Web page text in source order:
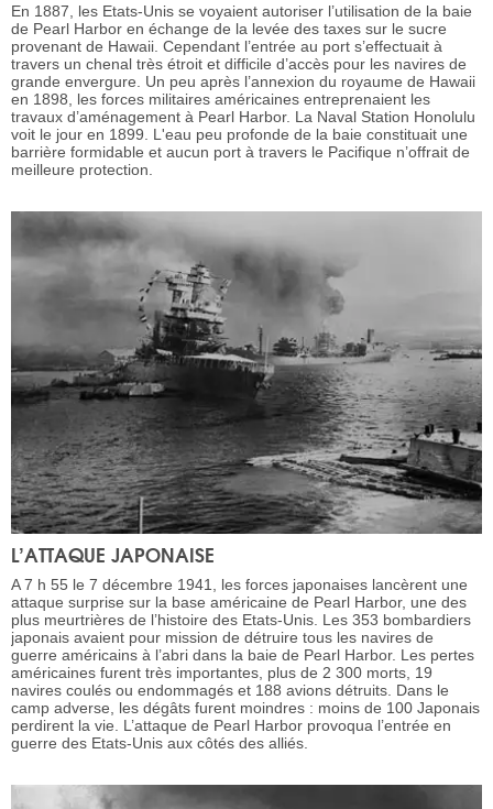
En 1887, les Etats-Unis se voyaient autoriser l’utilisation de la baie
de Pearl Harbor en échange de la levée des taxes sur le sucre
provenant de Hawaii. Cependant l’entrée au port s’effectuait à
travers un chenal très étroit et difficile d’accès pour les navires de
grande envergure. Un peu après l’annexion du royaume de Hawaii
en 1898, les forces militaires américaines entreprenaient les
travaux d’aménagement à Pearl Harbor. La Naval Station Honolulu
voit le jour en 1899. L'eau peu profonde de la baie constituait une
barrière formidable et aucun port à travers le Pacifique n’offrait de
meilleure protection.
L’ATTAQUE JAPONAISE
A 7 h 55 le 7 décembre 1941, les forces japonaises lancèrent une
attaque surprise sur la base américaine de Pearl Harbor, une des
plus meurtrières de l’histoire des Etats-Unis. Les 353 bombardiers
japonais avaient pour mission de détruire tous les navires de
guerre américains à l’abri dans la baie de Pearl Harbor. Les pertes
américaines furent très importantes, plus de 2 300 morts, 19
navires coulés ou endommagés et 188 avions détruits. Dans le
camp adverse, les dégâts furent moindres : moins de 100 Japonais
perdirent la vie. L’attaque de Pearl Harbor provoqua l’entrée en
guerre des Etats-Unis aux côtés des alliés.